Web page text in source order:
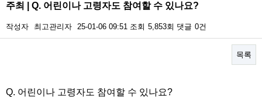
주최 | Q. 어린이나 고령자도 참여할 수 있나요?
작성자 최고관리자 25-01-06 09:51 조회 5,853회 댓글 0건
목록
본문
Q. 어린이나 고령자도 참여할 수 있나요?